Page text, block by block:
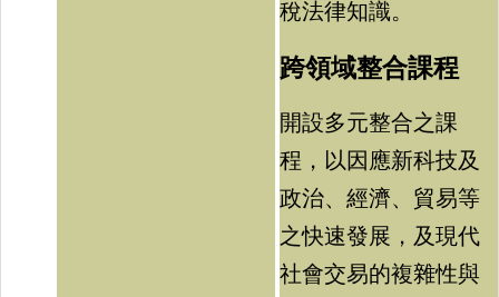
稅法律知識。
跨領域整合課程
開設多元整合之課
程，以因應新科技及
政治、經濟、貿易等
之快速發展，及現代
社會交易的複雜性與